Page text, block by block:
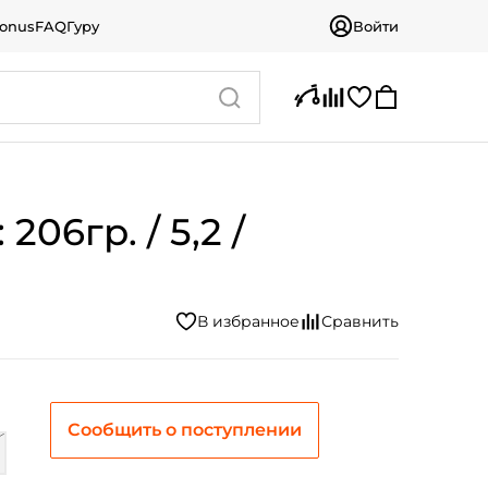
FAQГуру Войти
/ 5,2 /
Сообщить о поступлении